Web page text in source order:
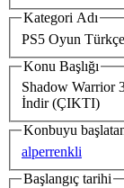
Kategori Adı
PS5 Oyun
Konu Başlığı
Shadow Warrior
İndir (ÇIKTI)
Konbuyu
alperrenkli
Başlangıç tarihi